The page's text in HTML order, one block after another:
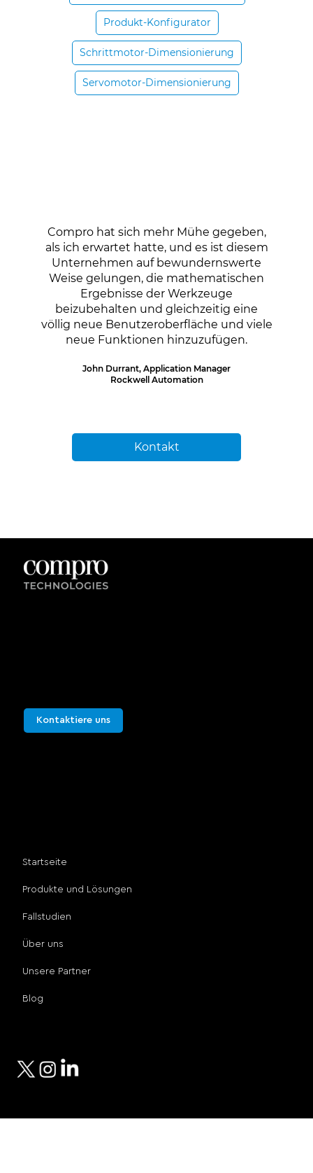
Produkt-Konfigurator
Schrittmotor-Dimensionierung
Servomotor-Dimensionierung
Compro hat sich mehr Mühe gegeben,
als ich erwartet hatte, und es ist diesem
Unternehmen auf bewundernswerte
Weise gelungen, die mathematischen
Ergebnisse der Werkzeuge
beizubehalten und gleichzeitig eine
völlig neue Benutzeroberfläche und viele
neue Funktionen hinzuzufügen.
John Durrant, Application Manager
Rockwell Automation
Kontakt
Startseite
Produkte und Lösungen
Fallstudien
Über uns
Unsere Partner
Blog
Kontaktiere uns